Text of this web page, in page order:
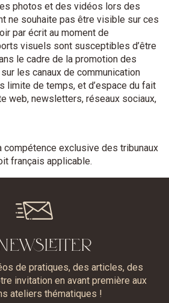
photos et des vidéos lors des
ne souhaite pas être visible sur ces
par écrit au moment de
visuels sont susceptibles d’être
le cadre de la promotion des
les canaux de communication
limite de temps, et d’espace du fait
web, newsletters, réseaux sociaux,
compétence exclusive des tribunaux
français applicable.
de pratiques, des articles, des
invitation en avant première aux
ateliers thématiques !